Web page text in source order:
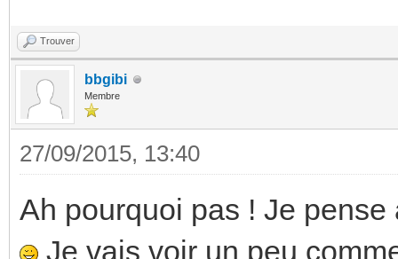
Trouver
bbgibi
Membre
27/09/2015, 13:40
Ah pourquoi pas ! Je
Je vais voir un peu